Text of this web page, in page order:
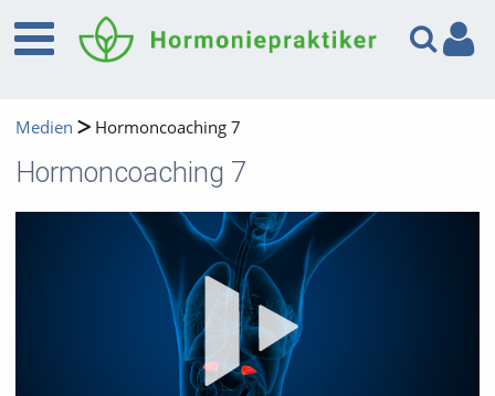
Medien Hormoncoaching 7
Hormoncoaching 7